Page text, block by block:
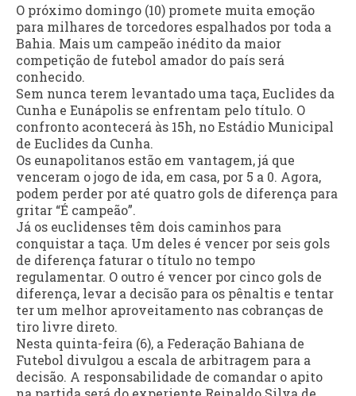
O próximo domingo (10) promete muita emoção
para milhares de torcedores espalhados por toda a
Bahia. Mais um campeão inédito da maior
competição de futebol amador do país será
conhecido.
Sem nunca terem levantado uma taça, Euclides da
Cunha e Eunápolis se enfrentam pelo título. O
confronto acontecerá às 15h, no Estádio Municipal
de Euclides da Cunha.
Os eunapolitanos estão em vantagem, já que
venceram o jogo de ida, em casa, por 5 a 0. Agora,
podem perder por até quatro gols de diferença para
gritar “É campeão”.
Já os euclidenses têm dois caminhos para
conquistar a taça. Um deles é vencer por seis gols
de diferença faturar o título no tempo
regulamentar. O outro é vencer por cinco gols de
diferença, levar a decisão para os pênaltis e tentar
ter um melhor aproveitamento nas cobranças de
tiro livre direto.
Nesta quinta-feira (6), a Federação Bahiana de
Futebol divulgou a escala de arbitragem para a
decisão. A responsabilidade de comandar o apito